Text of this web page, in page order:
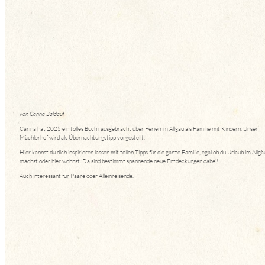
von Carina Baldauf
Carina hat 2025 ein tolles Buch rausgebracht über Ferien im Allgäu als Familie mit Kindern. Unser
Mächlerhof wird als Übernachtungstipp vorgestellt.
Hier kannst du dich inspirieren lassen mit tollen Tipps für die ganze Familie, egal ob du Urlaub im
machst oder hier wohnst. Da sind bestimmt spannende neue Entdeckungen dabei!
Auch interessant für Paare oder Alleinreisende.